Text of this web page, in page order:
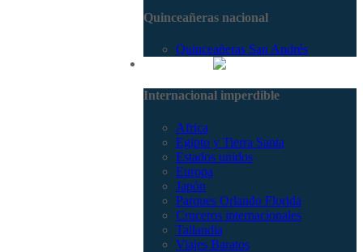
Quinceañeras nacional
Quinceañeras San Andrés
Internacional imperdible
Africa
Egipto y Tierra Santa
Estados unidos
Europa
Japón
Parques Orlando Florida
Cruceros internacionales
Tailandia
Viajes Baratos